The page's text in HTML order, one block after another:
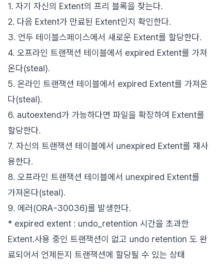
1. 자기 자신의 Extent의 프리 블록을 찾는다.
2. 다음 Extent가 만료된 Extent인지 확인한다.
3. 언두 테이블스페이스에서 새로운 Extent를 할당한다.
4. 오프라인 트랜잭션 테이블에서 expired Extent를 가져
온다(steal).
5. 온라인 트랜잭션 테이블에서 expired Extent를 가져온
다(steal).
6. autoextend가 가능하다면 파일을 확장하여 Extent를
할당한다.
7. 자신의 트랜잭션 테이블에서 unexpired Extent를 재사
용한다.
8. 오프라인 트랜잭션 테이블에서 unexpired Extent를
가져온다(steal).
9. 에러(ORA-30036)를 발생한다.
* expired extent : undo_retention 시간을 초과한
Extent.사용 중인 트랜잭션이 없고 undo retention 도 완
료되어서 언제든지 트랜잭션에 할당될 수 있는 상태